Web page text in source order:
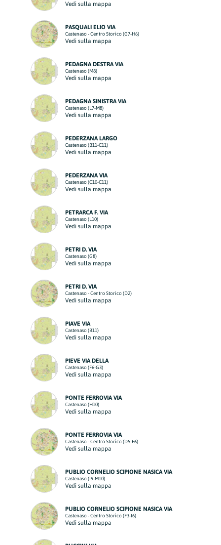
Vedi sulla mappa
PASQUALI ELIO VIA
Castenaso - Centro Storico (G7-H6)
Vedi sulla mappa
PEDAGNA DESTRA VIA
Castenaso (M8)
Vedi sulla mappa
PEDAGNA SINISTRA VIA
Castenaso (L7-M8)
Vedi sulla mappa
PEDERZANA LARGO
Castenaso (B11-C11)
Vedi sulla mappa
PEDERZANA VIA
Castenaso (C10-C11)
Vedi sulla mappa
PETRARCA F. VIA
Castenaso (L10)
Vedi sulla mappa
PETRI D. VIA
Castenaso (G8)
Vedi sulla mappa
PETRI D. VIA
Castenaso - Centro Storico (D2)
Vedi sulla mappa
PIAVE VIA
Castenaso (B11)
Vedi sulla mappa
PIEVE VIA DELLA
Castenaso (F6-G3)
Vedi sulla mappa
PONTE FERROVIA VIA
Castenaso (H10)
Vedi sulla mappa
PONTE FERROVIA VIA
Castenaso - Centro Storico (D5-F6)
Vedi sulla mappa
PUBLIO CORNELIO SCIPIONE NASICA VIA
Castenaso (I9-M10)
Vedi sulla mappa
PUBLIO CORNELIO SCIPIONE NASICA VIA
Castenaso - Centro Storico (F3-I6)
Vedi sulla mappa